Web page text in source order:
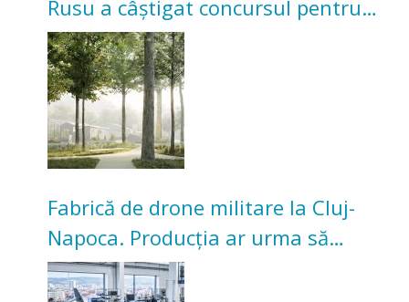
Rusu a câștigat concursul pentru
transformarea Grădinii Casei
Universitarilor
Fabrică de drone militare la Cluj-
Napoca. Producția ar urma să
înceapă în toamna acestui an